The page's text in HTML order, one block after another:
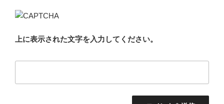
上に表示された文字を入力してください。